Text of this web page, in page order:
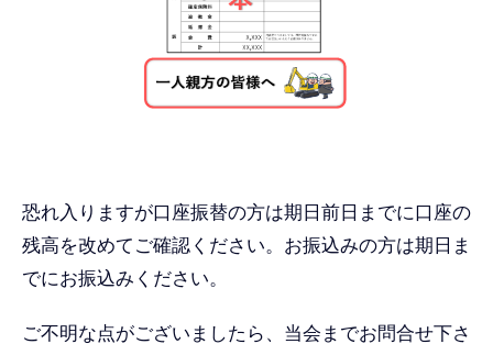
恐れ入りますが口座振替の方は期日前日までに口座の
残高を改めてご確認ください。お振込みの方は期日ま
でにお振込みください。
ご不明な点がございましたら、当会までお問合せ下さ